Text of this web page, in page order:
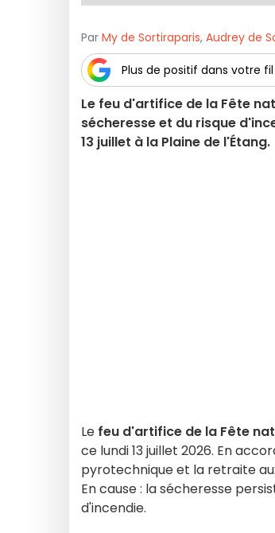
Par My de Sortiraparis, Audrey de
Plus de positif dans votre
Le feu d'artifice de la Fête
sécheresse et du risque
13 juillet à la Plaine de l'Étang.
Le feu d'artifice de la Fête
ce lundi 13 juillet 2026. En
pyrotechnique et la retraite
En cause : la sécheresse
d'incendie.